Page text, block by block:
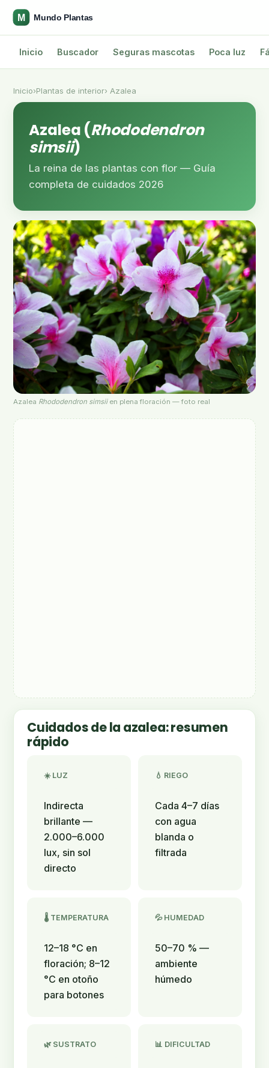
Inicio Buscador Seguras mascotas Poca luz
Inicio›Plantas de interior› Azalea
Azalea (Rhododendron
simsii)
La reina de las plantas con flor — Guía
completa de cuidados 2026
Azalea Rhododendron simsiien plena floración — foto real
Cuidados de la azalea: resumen
rápido
☀️ LUZ
Indirecta
brillante —
2.000–6.000
lux, sin sol
directo
💧 RIEGO
Cada 4–7 días
con agua
blanda o
filtrada
🌡️ TEMPERATURA
12–18 °C en
floración; 8–12
°C en otoño
para botones
💦 HUMEDAD
50–70 % —
ambiente
húmedo
🌿 SUSTRATO 📊 DIFICULTAD